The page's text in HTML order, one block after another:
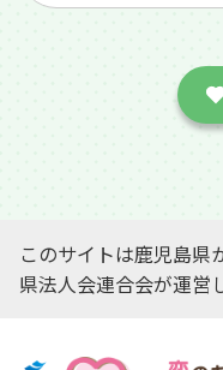
このサイトは鹿児島県
県法人会連合会が運営